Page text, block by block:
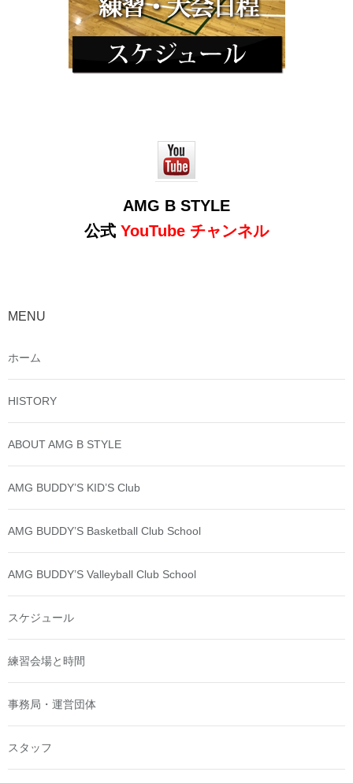
AMG B STYLE
公式 YouTube チャンネル
MENU
ホーム
HISTORY
ABOUT AMG B STYLE
AMG BUDDY’S KID’S Club
AMG BUDDY’S Basketball Club School
AMG BUDDY’S Valleyball Club School
スケジュール
練習会場と時間
事務局・運営団体
スタッフ